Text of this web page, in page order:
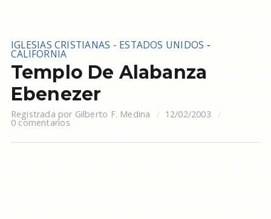
IGLESIAS CRISTIANAS - ESTADOS UNIDOS -
CALIFORNIA
Templo De Alabanza
Ebenezer
Registrada por Gilberto F. Medina 12/02/2003
0 comentarios